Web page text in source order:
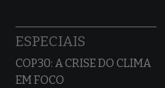
ESPECIAIS
COP30: A CRISE DO CLIMA
EM FOCO